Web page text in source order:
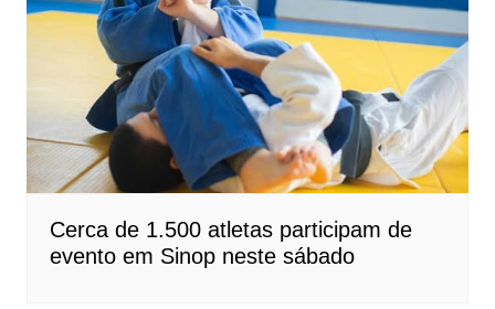
Cerca de 1.500 atletas participam de
evento em Sinop neste sábado